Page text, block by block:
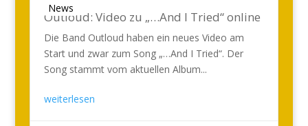
News
Outloud: Video zu „…And I Tried“ online
Die Band Outloud haben ein neues Video am
Start und zwar zum Song „…And I Tried“. Der
Song stammt vom aktuellen Album...
weiterlesen